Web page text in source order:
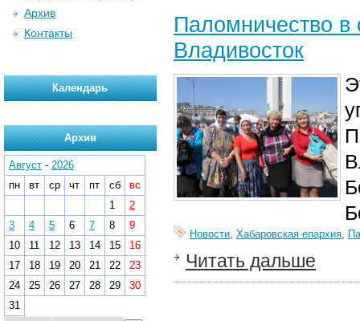
Паломничество в
Владивосток
Новости, Хабаровская епархия,
Читать дальше
Архив
Контакты
Календарь
Архив
Август - 2026
пн
вт ср чт пт сб
вс
1
2
3
4 5 6 7 8
9
10
11 12 13 14 15
16
17
18 19 20 21 22
23
24
25 26 27 28 29
30
31